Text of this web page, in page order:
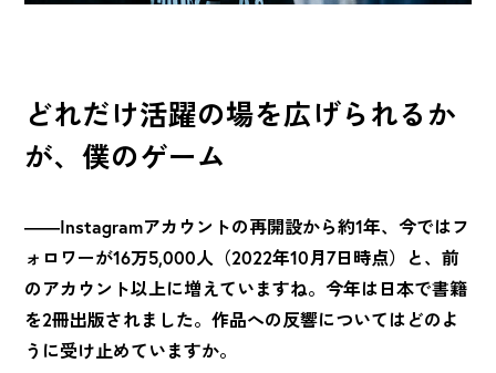
どれだけ活躍の場を広げられるか
が、僕のゲーム
――Instagramアカウントの再開設から約1年、今ではフ
ォロワーが16万5,000人（2022年10月7日時点）と、前
のアカウント以上に増えていますね。今年は日本で書籍
を2冊出版されました。作品への反響についてはどのよ
うに受け止めていますか。